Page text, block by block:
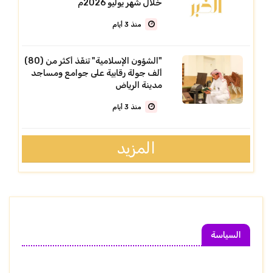
خلال شهر يوليو 2026م
منذ 3 أيام
"الشؤون الإسلامية" تنفّذ أكثر من (80)
ألف جولة رقابية على جوامع ومساجد
مدينة الرياض
منذ 3 أيام
المزيد
السياسة